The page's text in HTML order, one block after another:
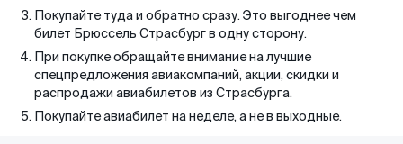
Покупайте туда и обратно сразу. Это выгоднее чем
билет Брюссель Страсбург в одну сторону.
При покупке обращайте внимание на лучшие
спецпредложения авиакомпаний, акции, скидки и
распродажи авиабилетов из Страсбурга.
Покупайте авиабилет на неделе, а не в выходные.